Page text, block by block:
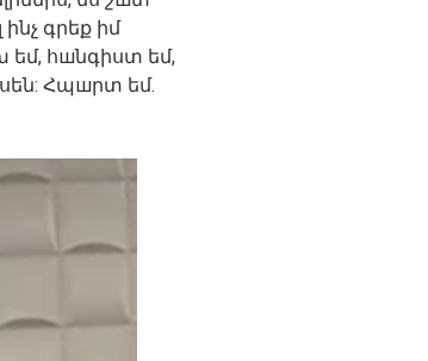
գրեք իմ
եմ, հшնգիստ եմ,
Հպшրտ եմ.